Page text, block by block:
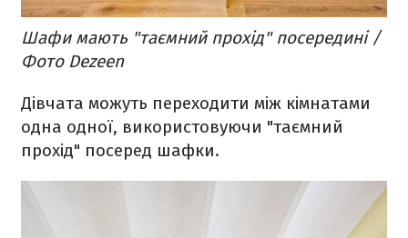
Шафи мають "таємний прохід" посередині /
Фото Dezeen
Дівчата можуть переходити між кімнатами
одна одної, використовуючи "таємний
прохід" посеред шафки.